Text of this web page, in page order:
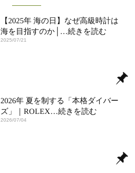
【2025年 海の日】なぜ高級時計は
海を目指すのか│ …続きを読む
2025/07/21
2026年 夏を制する「本格ダイバー
ズ」｜ROLEX…続きを読む
2026/07/04